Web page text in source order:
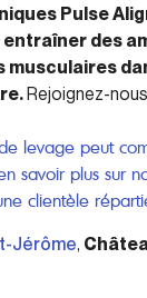
Pulse
des
Rejoignez-
levage peut
savoir plus sur
clientèle
Jérôme,